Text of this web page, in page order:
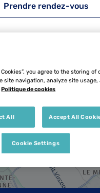
Prendre rendez-vous
you agree to the storing of
site navigation, analyze site usage,
Politique de cookies
All Accept All
Cookie Settings